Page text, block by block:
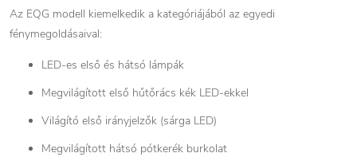
Az EQG modell kiemelkedik a kategóriájából az egyedi
fénymegoldásaival:
LED-es első és hátsó lámpák
Megvilágított első hűtőrács kék LED-ekkel
Világító első irányjelzők (sárga LED)
Megvilágított hátsó pótkerék burkolat